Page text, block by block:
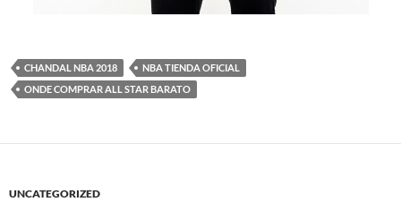
CHANDAL NBA 2018
NBA TIENDA OFICIAL
ONDE COMPRAR ALL STAR BARATO
UNCATEGORIZED